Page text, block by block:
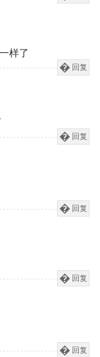
样了
回复
回复
回复
回复
回复